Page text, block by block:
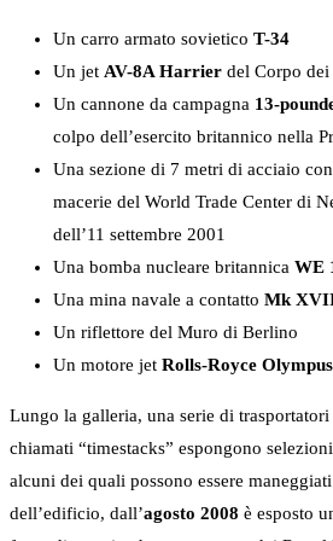
Un carro armato sovietico T-34
Un jet AV-8A Harrier del Corpo
Un cannone da campagna 13-
colpo dell’esercito britannico nella
Una sezione di 7 metri di acciaio
macerie del World Trade Center di
dell’11 settembre 2001
Una bomba nucleare britannica WE
Una mina navale a contatto Mk
Un riflettore del Muro di Berlino
Un motore jet Rolls-Royce Olympus
Lungo la galleria, una serie di
chiamati “timestacks” espongono
alcuni dei quali possono essere
dell’edificio, dall’agosto 2008 è esposto